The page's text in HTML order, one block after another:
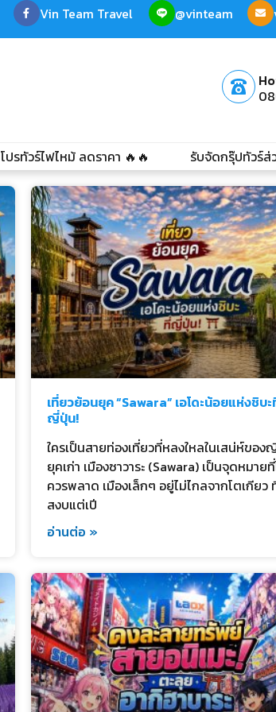
Vin Team Travel @vinteam
โปรทัวร์ไฟไหม้ ลดราคา 🔥🔥 รับจัดกรุ๊ปทัวร์ส่
เที่ยวย้อนยุค “Sawara” เอโดะน้อยแห่งชิบะ
ญี่ปุ่น!
ใครเป็นสายท่องเที่ยวที่หลงใหลในเสน่ห์ของ
ยุคเก่า เมืองซาวาระ (Sawara) เป็นจุดหมาย
ควรพลาด เมืองเล็กๆ อยู่ไม่ไกลจากโตเกียว
สงบแต่เปี
อ่านต่อ »